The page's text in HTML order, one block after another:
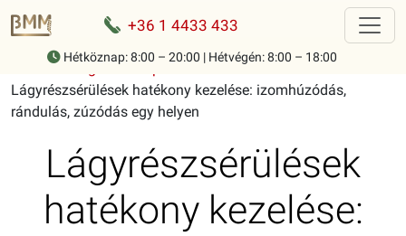
+36 1 4433 433
Hétköznap: 8:00 – 20:00 | Hétvégén: 8:00 – 18:00
- Mozgásszervi panaszok ismertetése
Lágyrészsérülések hatékony kezelése: izomhúzódás,
rándulás, zúzódás egy helyen
Lágyrészsérülések
hatékony kezelése: